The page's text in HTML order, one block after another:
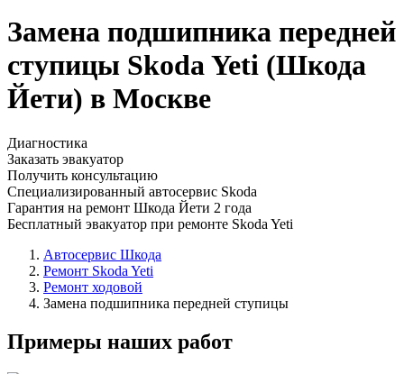
Замена подшипника передней
ступицы Skoda Yeti (Шкода
Йети) в Москве
Диагностика
Заказать эвакуатор
Получить консультацию
Специализированный автосервис Skoda
Гарантия на ремонт Шкода Йети 2 года
Бесплатный эвакуатор при ремонте Skoda Yeti
Автосервис Шкода
Ремонт Skoda Yeti
Ремонт ходовой
Замена подшипника передней ступицы
Примеры наших работ